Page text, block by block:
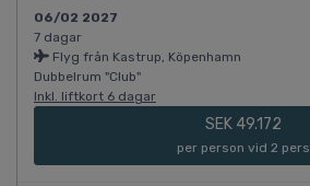
06/02 2027
7 dagar
Flyg från Kastrup, Köpenhamn
Dubbelrum "Club"
Inkl. liftkort 6 dagar
SEK 49.172
per person vid 2 pers.